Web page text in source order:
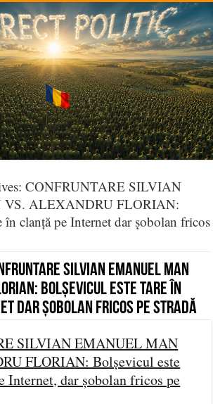
CONFRUNTARE SILVIAN
ALEXANDRU FLORIAN:
în clanță pe Internet dar șobolan fricos
SILVIAN EMANUEL MAN
Bolșevicul este tare în
dar șobolan fricos pe stradă
SILVIAN EMANUEL MAN
FLORIAN: Bolșevicul este
Internet, dar șobolan fricos pe